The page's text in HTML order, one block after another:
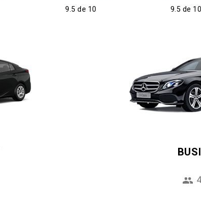
9.5 de 10 9.5 de 10
4